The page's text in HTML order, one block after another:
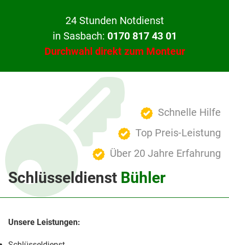
24 Stunden Notdienst
in Sasbach: 0170 817 43 01
Durchwahl direkt zum Monteur
Schnelle Hilfe
Top Preis-Leistung
Über 20 Jahre Erfahrung
Schlüsseldienst Bühler